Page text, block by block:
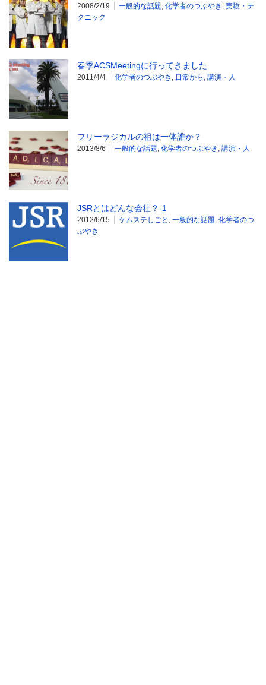
2008/2/19 一般的な話題, 化学者のつぶやき , 実験・テ
クニック
春季ACSMeetingに行ってきました
2011/4/4 化学者のつぶやき , 日常から , 講演・人
フリーラジカルの祖は一体誰か？
2013/8/6 一般的な話題, 化学者のつぶやき , 講演・人
JSRとはどんな会社？-1
2012/6/15 ケムステしごと , 一般的な話題, 化学者のつ
ぶやき